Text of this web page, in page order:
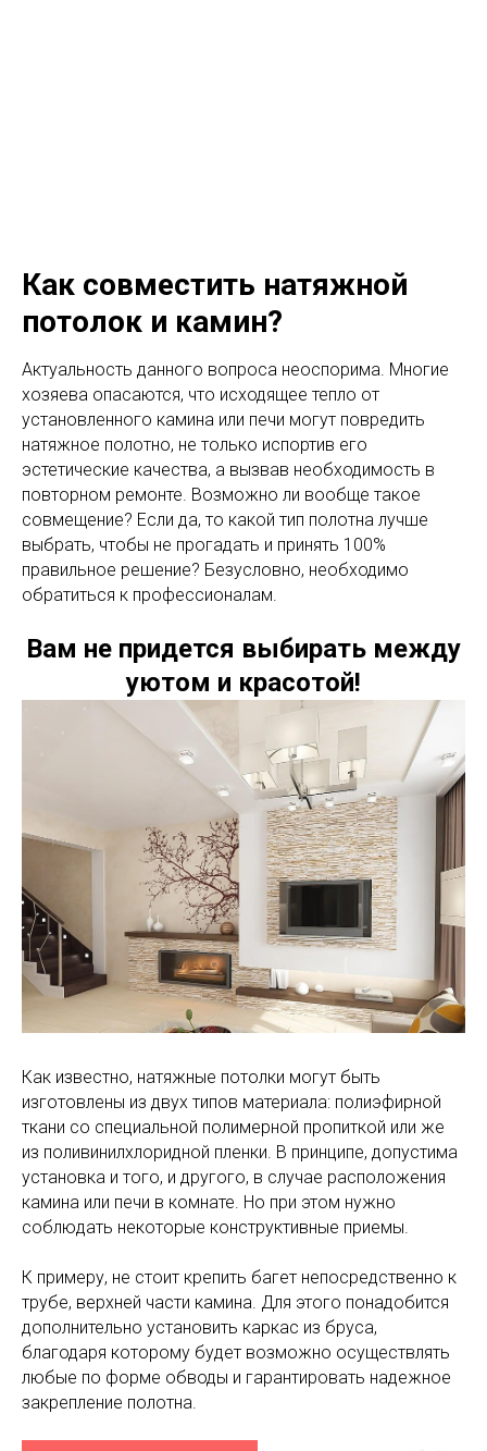
Как совместить натяжной
потолок и камин?
Актуальность данного вопроса неоспорима. Многие
хозяева опасаются, что исходящее тепло от
установленного камина или печи могут повредить
натяжное полотно, не только испортив его
эстетические качества, а вызвав необходимость в
повторном ремонте. Возможно ли вообще такое
совмещение? Если да, то какой тип полотна лучше
выбрать, чтобы не прогадать и принять 100%
правильное решение? Безусловно, необходимо
обратиться к профессионалам.
Вам не придется выбирать между
уютом и красотой!
Как известно, натяжные потолки могут быть
изготовлены из двух типов материала: полиэфирной
ткани со специальной полимерной пропиткой или же
из поливинилхлоридной пленки. В принципе, допустима
установка и того, и другого, в случае расположения
камина или печи в комнате. Но при этом нужно
соблюдать некоторые конструктивные приемы.
К примеру, не стоит крепить багет непосредственно к
трубе, верхней части камина. Для этого понадобится
дополнительно установить каркас из бруса,
благодаря которому будет возможно осуществлять
любые по форме обводы и гарантировать надежное
закрепление полотна.